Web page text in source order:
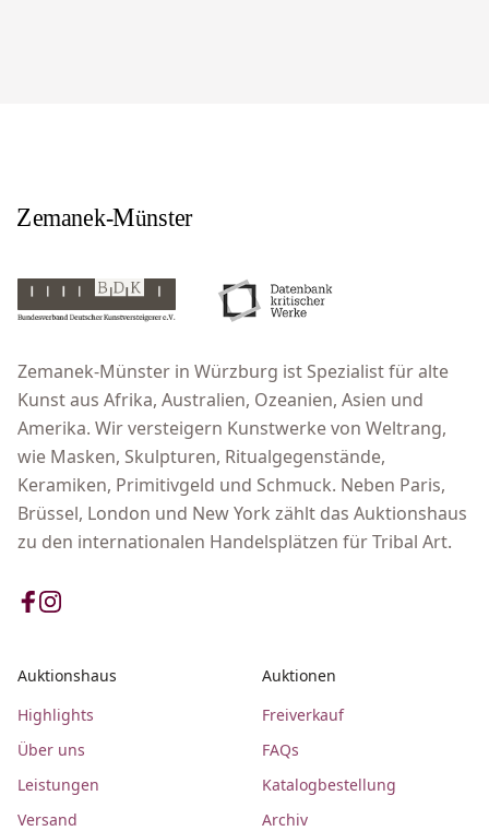
Zemanek-Münster in Würzburg ist Spezialist für alte
Kunst aus Afrika, Australien, Ozeanien, Asien und
Amerika. Wir versteigern Kunstwerke von Weltrang,
wie Masken, Skulpturen, Ritualgegenstände,
Keramiken, Primitivgeld und Schmuck. Neben Paris,
Brüssel, London und New York zählt das Auktionshaus
zu den internationalen Handelsplätzen für Tribal Art.
Auktionshaus
Highlights
Über uns
Leistungen
Versand
Auktionen
Freiverkauf
FAQs
Katalogbestellung
Archiv